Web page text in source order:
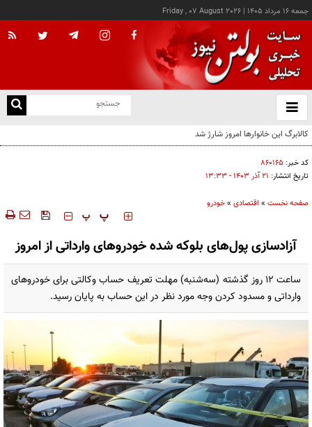
جمعه ۱۶ مرداد ۱۴۰۵ |
Friday , 07 August 2026
باز
و
کد خبر: ۸۶۰۱۶۵
تاریخ انتشار: ۲۱ آذر ۱۴۰۳ - ۱۳:۳۳
صفحه نخست » اقتصادی »خودرو
‍‍‍ پ پ
آزادسازی پول‌های بلوکه شده خودروهای وارداتی از امروز
ساعت ١٢ روز گذشته (سه‌شنبه) مهلت تعریف حساب وکالتی برای خودروهای
وارداتی و مسدود کردن وجه مورد نظر در این حساب به پایان رسید.